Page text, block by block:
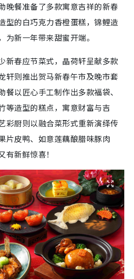
晚餐准备了多款寓意吉祥的新春
型的白巧克力香橙蛋糕，锦鲤造
为新一年带来甜蜜开端。
新春应节菜式，晶荷轩呈献多款
轩则推出贺马新春午市及晚市套
餐以匠心手工制作出多款福袋、
等造型的糕点，寓意财富与吉
彩厨则以融合菜形式重新演绎传
片皮鸭、如意莲藕酿腊味豚肉
新鲜惊喜！